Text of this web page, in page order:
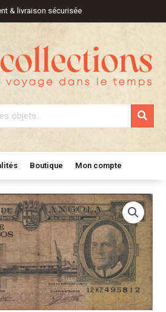
& livraison sécurisée
Boutique Mon compte